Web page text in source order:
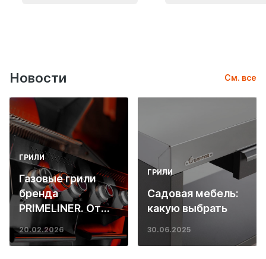
Новости См. все
ГРИЛИ
Газовые грили
бренда
PRIMELINER. От
основ инженерии
до ресторанных
20.02.2026
ГРИЛИ
Садовая мебель:
какую выбрать
30.06.2025